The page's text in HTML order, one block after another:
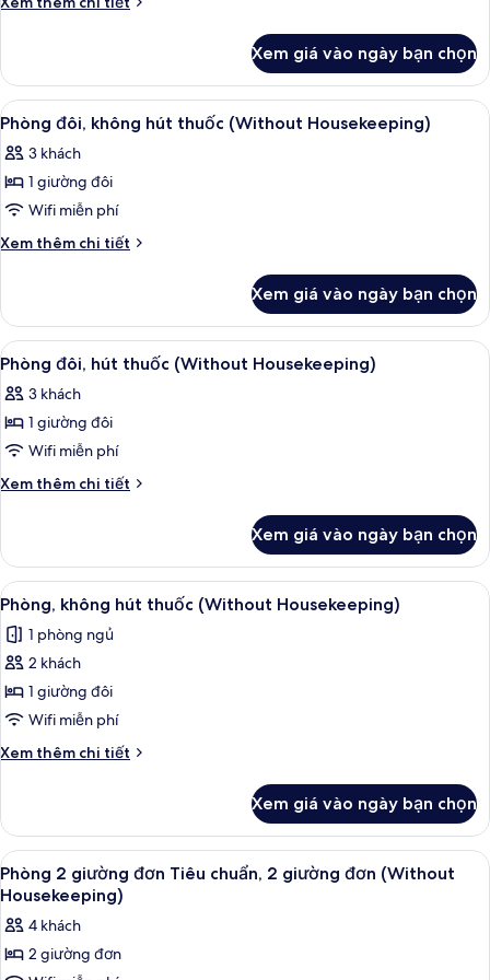
thuốc
of
House)
Phòng,
không
hút
(Run
of
Xem giá vào ngày bạn chọn
Xem
tất
cả
ảnh
Phòng
đôi,
thuốc
(Without
Housekeeping)
Chăn bông, bàn, màn/rèm cản sáng,
9
Phòng đôi, không hút thuốc (Without Housekeeping)
3 khách
1 giường đôi
Wifi miễn phí
Xem thêm chi tiết
Chi
Phòng
đôi,
không
thuốc
(Without
Housekeeping)
Xem giá vào ngày bạn chọn
Xem
tất
cả
ảnh
Phòng
đôi,
(Without
Housekeeping)
Chăn bông, bàn, màn/rèm cản sáng,
7
Phòng đôi, hút thuốc (Without Housekeeping)
3 khách
1 giường đôi
Wifi miễn phí
Xem thêm chi tiết
Chi
Phòng
đôi,
hút
(Without
Housekeeping)
Xem giá vào ngày bạn chọn
Xem
tất
cả
ảnh
Phòng,
không
hút
thuốc
Housekeeping)
Chăn bông, bàn, màn/rèm cản sáng,
10
Phòng, không hút thuốc (Without Housekeeping)
1 phòng ngủ
2 khách
1 giường đôi
Wifi miễn phí
Xem thêm chi tiết
Chi
Phòng,
không
hút
thuốc
Housekeeping)
Xem giá vào ngày bạn chọn
Xem
tất
cả
ảnh
Phòng
Chăn bông, bàn, màn/rèm cản sáng,
7
Phòng 2 giường đơn Tiêu chuẩn, 2 giường đơn (Without
Housekeeping)
4 khách
2 giường đơn